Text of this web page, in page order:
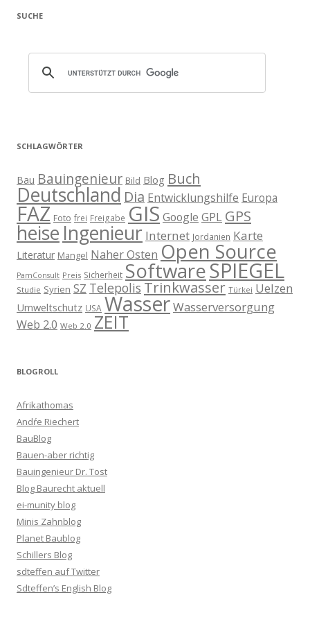
SUCHE
SCHLAGWÖRTER
Bau Bauingenieur Bild Blog Buch
Deutschland Dia Entwicklungshilfe Europa
FAZ Foto frei Freigabe GIS Google GPL GPS
heise Ingenieur Internet Jordanien Karte
Literatur Mangel Naher Osten Open Source
PamConsult Preis Sicherheit SoftwareSPIEGEL
Studie Syrien SZ Telepolis Trinkwasser Türkei Uelzen
Umweltschutz USA WasserWasserversorgung
Web 2.0 Web 2.0 ZEIT
BLOGROLL
Afrikathomas
Andŕe Riechert
BauBlog
Bauen-aber richtig
Bauingenieur Dr. Tost
Blog Baurecht aktuell
ei-munity blog
Minis Zahnblog
Planet Baublog
Schillers Blog
sdteffen auf Twitter
Sdteffen’s English Blog